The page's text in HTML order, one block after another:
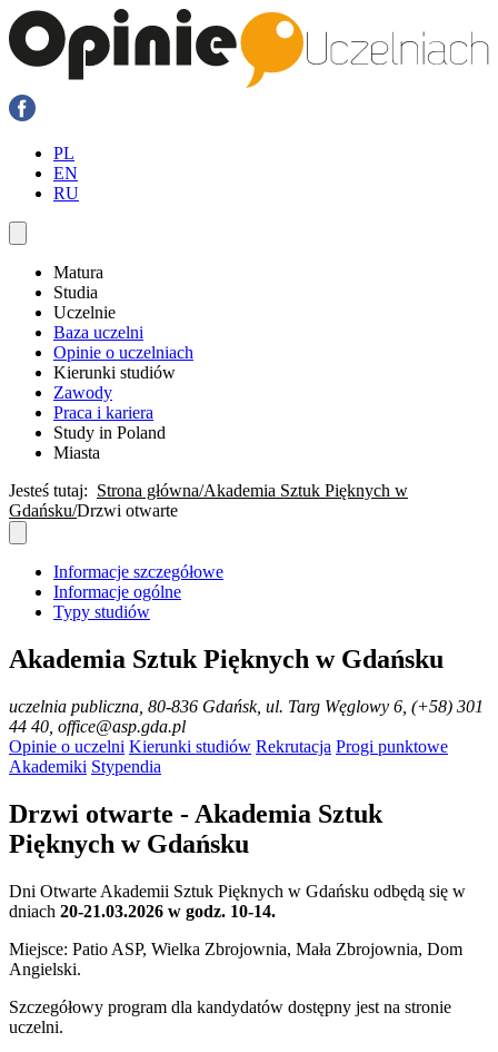
PL
EN
RU
Matura
Studia
Uczelnie
Baza uczelni
Opinie o uczelniach
Kierunki studiów
Zawody
Praca i kariera
Study in Poland
Miasta
Jesteś tutaj: Strona główna Akademia Sztuk Pięknych w
Gdańsku Drzwi otwarte
Informacje szczegółowe
Informacje ogólne
Typy studiów
Akademia Sztuk Pięknych w Gdańsku
uczelnia publiczna , 80-836 Gdańsk, ul. Targ Węglowy 6, (+58) 301
44 40, office@asp.gda.pl
Opinie o uczelni Kierunki studiów Rekrutacja Progi punktowe
Akademiki Stypendia
Drzwi otwarte - Akademia Sztuk
Pięknych w Gdańsku
Dni Otwarte Akademii Sztuk Pięknych w Gdańsku odbędą się w
dniach 20-21.03.2026 w godz. 10-14.
Miejsce: Patio ASP, Wielka Zbrojownia, Mała Zbrojownia, Dom
Angielski.
Szczegółowy program dla kandydatów dostępny jest na stronie
uczelni.